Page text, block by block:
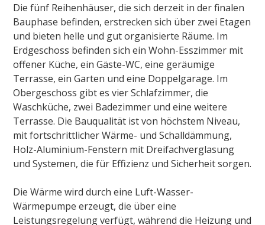
Die fünf Reihenhäuser, die sich derzeit in der finalen
Bauphase befinden, erstrecken sich über zwei Etagen
und bieten helle und gut organisierte Räume. Im
Erdgeschoss befinden sich ein Wohn-Esszimmer mit
offener Küche, ein Gäste-WC, eine geräumige
Terrasse, ein Garten und eine Doppelgarage. Im
Obergeschoss gibt es vier Schlafzimmer, die
Waschküche, zwei Badezimmer und eine weitere
Terrasse. Die Bauqualität ist von höchstem Niveau,
mit fortschrittlicher Wärme- und Schalldämmung,
Holz-Aluminium-Fenstern mit Dreifachverglasung
und Systemen, die für Effizienz und Sicherheit sorgen.
Die Wärme wird durch eine Luft-Wasser-
Wärmepumpe erzeugt, die über eine
Leistungsregelung verfügt, während die Heizung und